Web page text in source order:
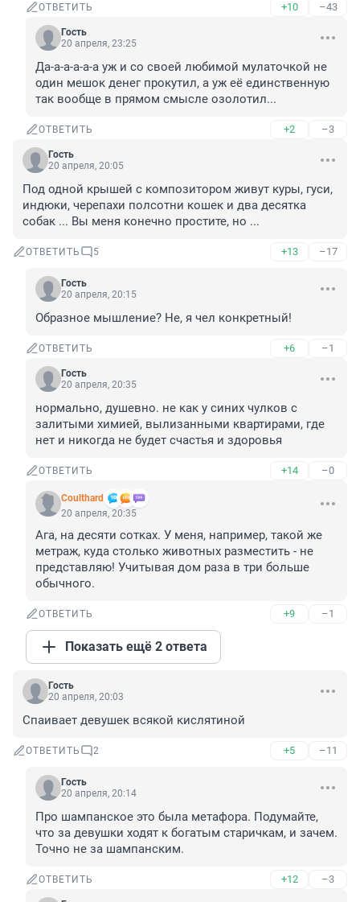
ОТВЕТИТЬ +10 –43
Гость
20 апреля, 23:25
Да-а-а-а-а-а уж и со своей любимой мулаточкой не
один мешок денег прокутил, а уж её единственную
так вообще в прямом смысле озолотил...
ОТВЕТИТЬ +2 –3
Гость
20 апреля, 20:05
Под одной крышей с композитором живут куры, гуси,
индюки, черепахи полсотни кошек и два десятка
собак ... Вы меня конечно простите, но ...
ОТВЕТИТЬ 5 +13 –17
Гость
20 апреля, 20:15
Образное мышление? Не, я чел конкретный!
ОТВЕТИТЬ +6 –1
Гость
20 апреля, 20:35
нормально, душевно. не как у синих чулков с
залитыми химией, вылизанными квартирами, где
нет и никогда не будет счастья и здоровья
ОТВЕТИТЬ +14 –0
Coulthard
20 апреля, 20:35
Ага, на десяти сотках. У меня, например, такой же
метраж, куда столько животных разместить - не
представляю! Учитывая дом раза в три больше
обычного.
ОТВЕТИТЬ +9 –1
Показать ещё 2 ответа
Гость
20 апреля, 20:03
Спаивает девушек всякой кислятиной
ОТВЕТИТЬ 2 +5 –11
Гость
20 апреля, 20:14
Про шампанское это была метафора. Подумайте,
что за девушки ходят к богатым старичкам, и зачем.
Точно не за шампанским.
ОТВЕТИТЬ +12 –3